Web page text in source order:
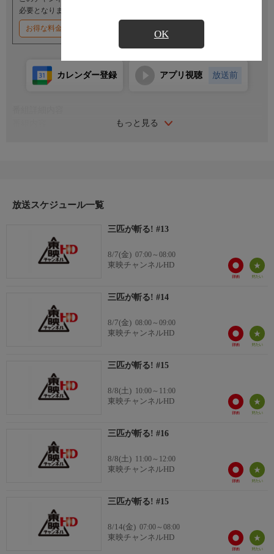
OK
必要となります。
お得な料金割引キャンペーン実施中
もっと見る
カレンダー登録 アプリ視聴 放送前
の刃でたたっ斬る勧善懲悪の痛快時代劇。豪快！痛快！爽快！の
放送スケジュール一覧
三匹が斬る! #13
8/7(金) 07:00～08:00
東映チャンネルHD
三匹が斬る! #14
8/7(金) 08:00～09:00
東映チャンネルHD
三匹が斬る! #15
8/8(土) 10:00～11:00
東映チャンネルHD
三匹が斬る! #16
8/8(土) 11:00～12:00
東映チャンネルHD
三匹が斬る! #15
8/14(金) 07:00～08:00
東映チャンネルHD